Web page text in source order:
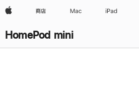
Apple 商店 Mac iPad
HomePod mini